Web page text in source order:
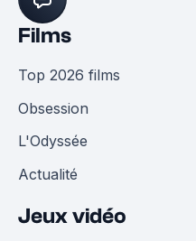
Films
Top 2026 films
Obsession
L'Odyssée
Actualité
Jeux vidéo